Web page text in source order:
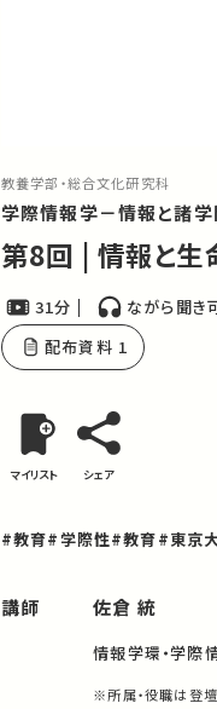
教養学部・総合文化研究科
学際情報学－情報と諸学
第8回 | 情報と生
31分
ながら聞き
配布資料 1
マイリスト シェア
#教育#学際性#教育#東京
講師 佐倉 統
情報学環・学際
※所属・役職は登壇